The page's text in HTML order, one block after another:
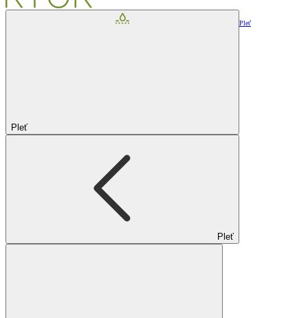
Pleť
Pleť
Pleť